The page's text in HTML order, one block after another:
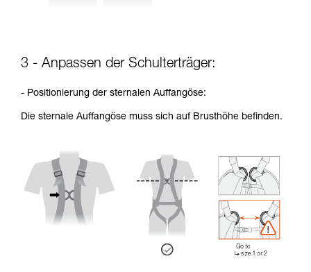
3 - Anpassen der Schulterträger:
- Positionierung der sternalen Auffangöse:
Die sternale Auffangöse muss sich auf Brusthöhe befinden.